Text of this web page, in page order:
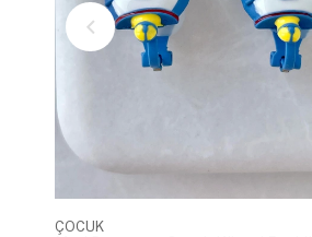
ÇOCUK